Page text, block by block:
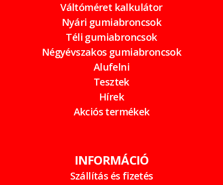
Váltóméret kalkulátor
Nyári gumiabroncsok
Téli gumiabroncsok
Négyévszakos gumiabroncsok
Alufelni
Tesztek
Hírek
Akciós termékek
INFORMÁCIÓ
Szállítás és fizetés